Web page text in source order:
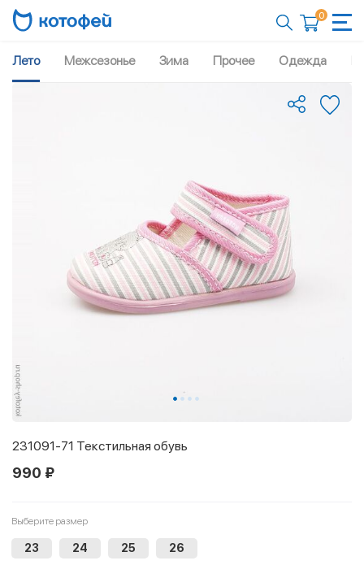
0
Лето Межсезонье Зима Прочее Одежда
231091-71 Текстильная обувь
990 ₽
Выберите размер
23 24 25 26